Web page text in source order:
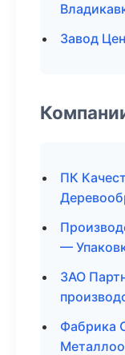
Завод
ПК
—
ЗАО
Фабрика